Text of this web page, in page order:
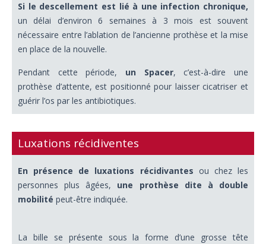
Si le descellement est lié à une infection chronique,
un délai d’environ 6 semaines à 3 mois est souvent
nécessaire entre l’ablation de l’ancienne prothèse et la mise
en place de la nouvelle.
Pendant cette période, un Spacer, c’est-à-dire une
prothèse d’attente, est positionné pour laisser cicatriser et
guérir l’os par les antibiotiques.
Luxations récidiventes
En présence de luxations récidivantes ou chez les
personnes plus âgées, une prothèse dite à double
mobilité peut-être indiquée.
La bille se présente sous la forme d’une grosse tête